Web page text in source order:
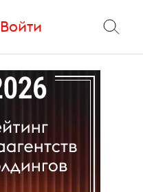
Войти